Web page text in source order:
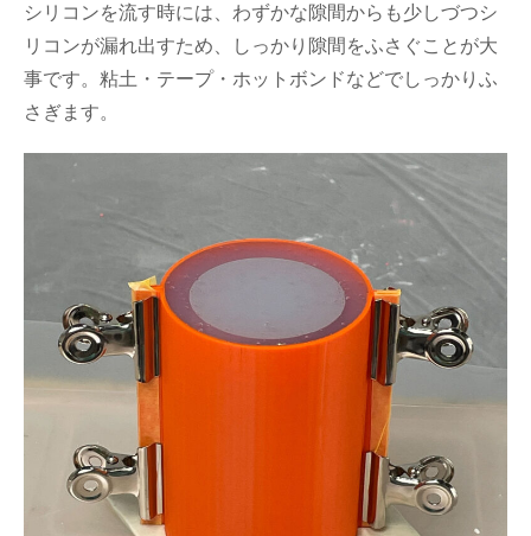
シリコンを流す時には、わずかな隙間からも少しづつシ
リコンが漏れ出すため、しっかり隙間をふさぐことが大
事です。粘土・テープ・ホットボンドなどでしっかりふ
さぎます。